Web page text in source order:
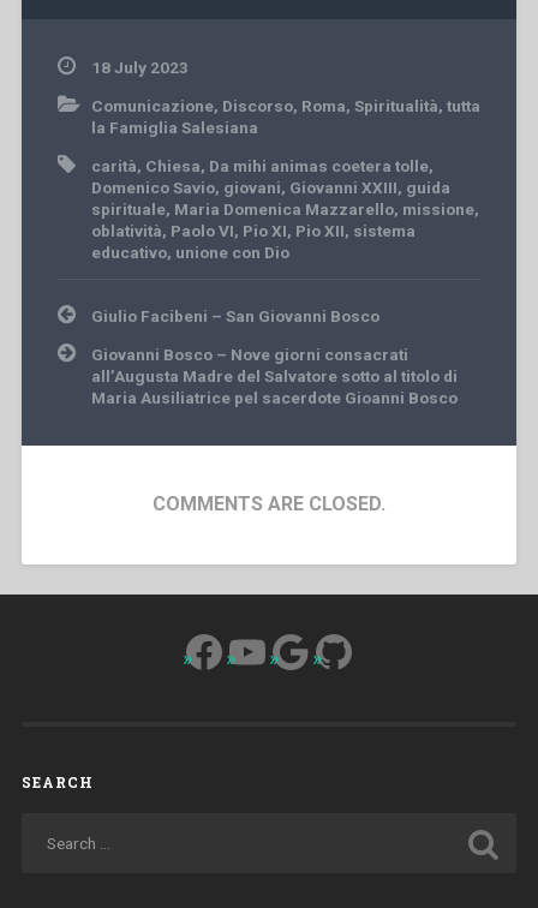
18 July 2023
Comunicazione, Discorso, Roma, Spiritualità, tutta
la Famiglia Salesiana
carità, Chiesa, Da mihi animas coetera tolle,
Domenico Savio, giovani, Giovanni XXIII, guida
spirituale, Maria Domenica Mazzarello, missione,
oblatività, Paolo VI, Pio XI, Pio XII, sistema
educativo, unione con Dio
Post
navigation
Giulio Facibeni – San Giovanni Bosco
Giovanni Bosco – Nove giorni consacrati
all’Augusta Madre del Salvatore sotto al titolo di
Maria Ausiliatrice pel sacerdote Gioanni Bosco
COMMENTS ARE CLOSED.
Facebook
YouTube
Google
GitHub
SEARCH